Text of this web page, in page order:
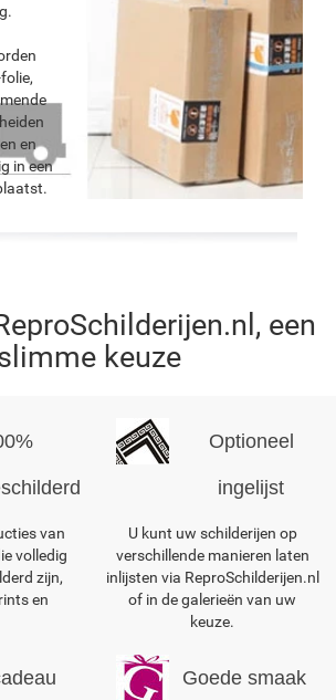
en
in een
een
keuze
van
volledig
zijn,
en
Optioneel
ingelijst
U kunt uw schilderijen op
verschillende manieren laten
inlijsten via ReproSchilderijen.nl
of in de galerieën van uw
keuze.
Goede smaak